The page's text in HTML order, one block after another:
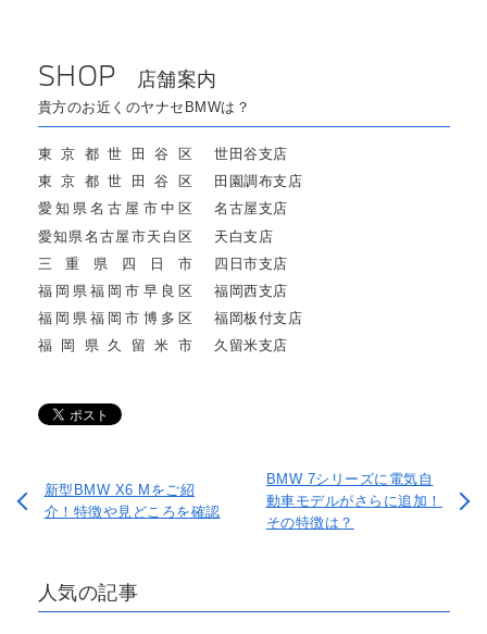
SHOP 店舗案内
貴方のお近くのヤナセBMWは？
東京都世田谷区
世田谷支店
東京都世田谷区
田園調布支店
愛知県名古屋市中区
名古屋支店
愛知県名古屋市天白区
天白支店
三重県四日市
四日市支店
福岡県福岡市早良区
福岡西支店
福岡県福岡市博多区
福岡板付支店
福岡県久留米市
久留米支店
新型BMW X6 Mをご紹
介！特徴や見どころを確認
BMW 7シリーズに電気自
動車モデルがさらに追加！
その特徴は？
人気の記事